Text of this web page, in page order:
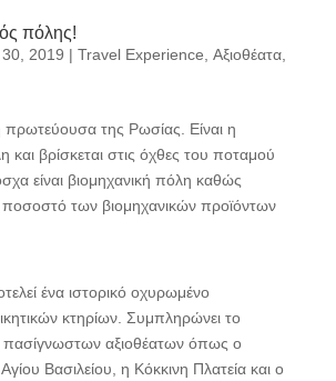
πόλης!
2019 | Travel Experience Αξιοθέατα,
πρωτεύουσα της Ρωσίας. Είναι η
και βρίσκεται στις όχθες του ποταμού
είναι βιομηχανική πόλη καθώς
ποσοστό των βιομηχανικών προϊόντων
ένα ιστορικό οχυρωμένο
κτηρίων. Συμπληρώνει το
αξιοθέατων όπως ο
Βασιλείου, η Κόκκινη Πλατεία και ο